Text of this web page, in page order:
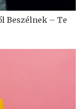
Beszélnek – Te